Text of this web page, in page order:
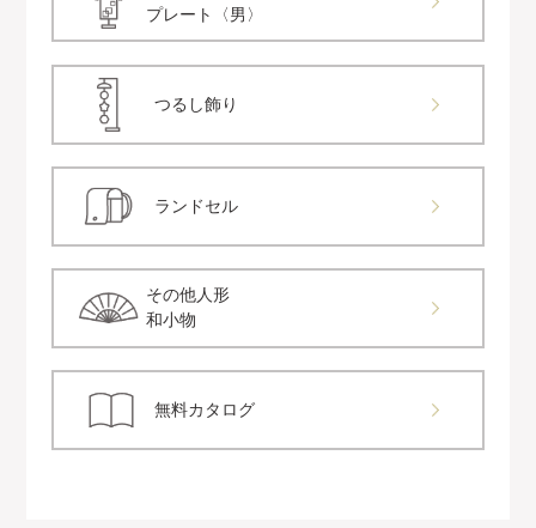
プレート〈男〉
つるし飾り
ランドセル
その他人形
和小物
無料カタログ